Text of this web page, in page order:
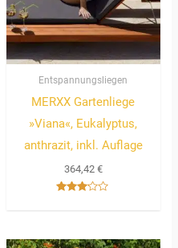
Entspannungsliegen
MERXX Gartenliege
»Viana«, Eukalyptus,
anthrazit, inkl. Auflage
364,42 €